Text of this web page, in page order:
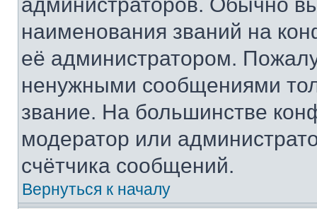
наименования званий на
её администратором.
ненужными сообщениями
звание. На большинстве
модератор или
счётчика сообщений.
Вернуться к началу